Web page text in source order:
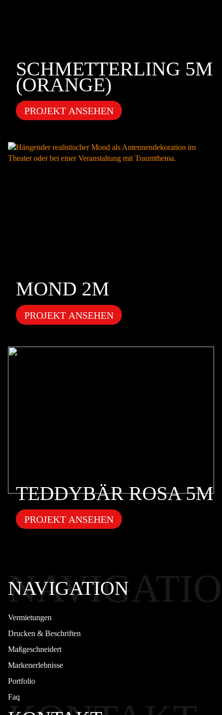
SCHMETTERLING 5M
(ORANGE)
PROJEKT ANSEHEN
MOND 2M
PROJEKT ANSEHEN
TEDDYBÄR ROSA 5M
PROJEKT ANSEHEN
NAVIGATION
Vermietungen
Drucken & Beschriften
Maßgeschneidert
Markenerlebnisse
Portfolio
Faq